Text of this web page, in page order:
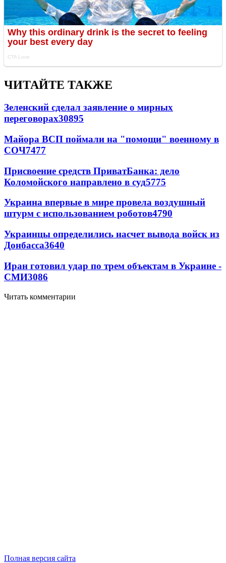
ЧИТАЙТЕ ТАКЖЕ
Зеленский сделал заявление о мирных
переговорах30895
Майора ВСП поймали на "помощи" военному в
СОЧ7477
Присвоение средств ПриватБанка: дело
Коломойского направлено в суд5775
Украина впервые в мире провела воздушный
штурм с использованием роботов4790
Украинцы определились насчет вывода войск из
Донбасса3640
Иран готовил удар по трем объектам в Украине -
СМИ3086
Читать комментарии
Полная версия сайта